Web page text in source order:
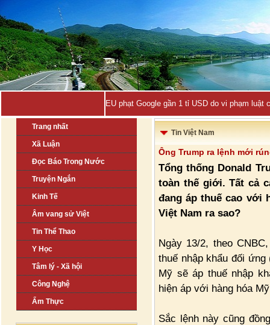
EU phạt Google gần 1 tỉ USD do vi phạm luật
Trang nhất
Xã Luận
Đọc Báo Trong Nước
Truyện Ngắn
Kinh Tế
Âm vang sử Việt
Tin Thể Thao
Y Học
Tâm lý - Xã hội
Công Nghệ
Ẩm Thực
Tin Việt Nam
Ông Trump ra lệnh mới
Tổng thống Donald
toàn thế giới. Tất cả
đang áp thuế cao với
Việt Nam ra sao?
Ngày 13/2, theo
thuế nhập khẩu đối
Mỹ sẽ áp thuế nhập
hiện áp với hàng hóa
Sắc lệnh này cũng